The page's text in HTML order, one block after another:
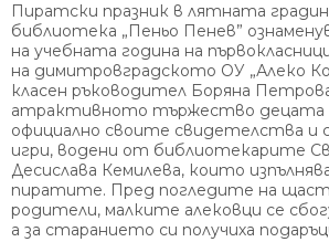
Пиратски празник в лятната
библиотека „Пеньо Пенев”
на учебната година на
на димитровградското ОУ „Алеко
класен ръководител Боряна
атрактивното тържество децата
официално своите свидетелства и
игри, водени от библиотекарите
Десислава Кемилева, които
пиратите. Пред погледите на
родители, малките алековци се
а за старанието си получиха